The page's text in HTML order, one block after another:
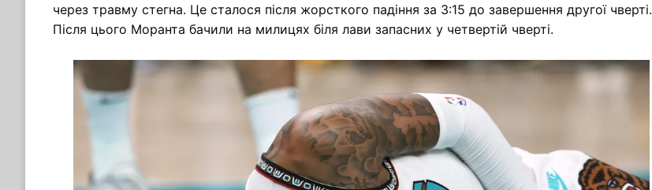
через травму стегна. Це сталося після жорсткого падіння за 3:15 до завершення другої чверті.
Після цього Моранта бачили на милицях біля лави запасних у четвертій чверті.